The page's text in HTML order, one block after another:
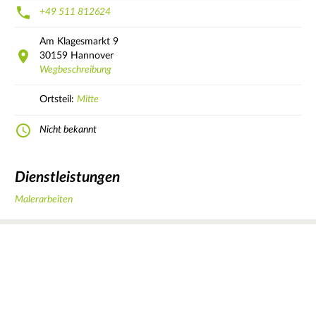
+49 511 812624
Am Klagesmarkt 9
30159 Hannover
Wegbeschreibung
Ortsteil: Mitte
Nicht bekannt
Dienstleistungen
Malerarbeiten